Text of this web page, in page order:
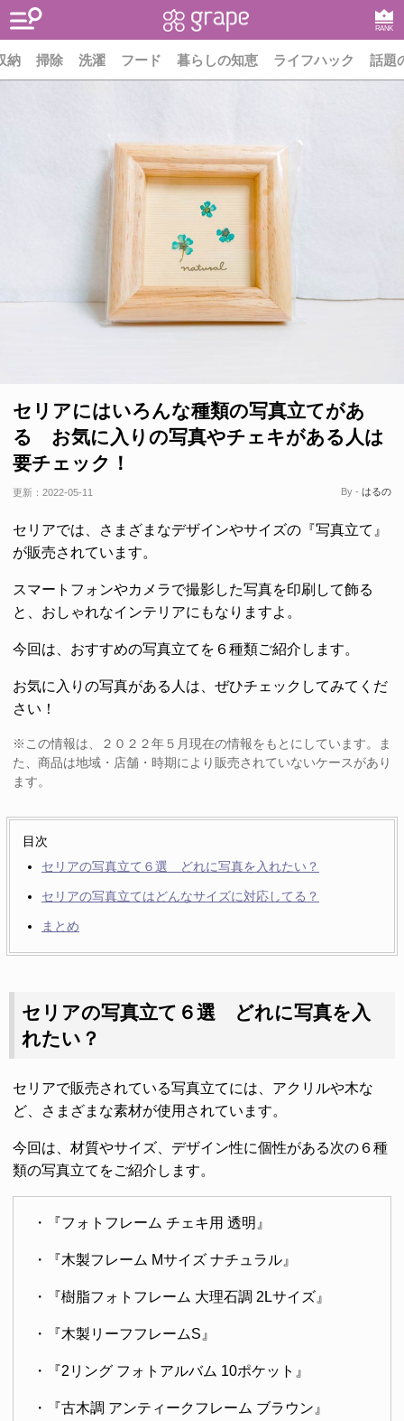
RANK
納 掃除 洗濯 フード 暮らしの知恵 ライフハック 話題
セリアにはいろんな種類の写真立てがあ
る お気に入りの写真やチェキがある人は
要チェック！
更新： 2022-05-11 By - はるの
セリアでは、さまざまなデザインやサイズの『写真立て』
が販売されています。
スマートフォンやカメラで撮影した写真を印刷して飾る
と、おしゃれなインテリアにもなりますよ。
今回は、おすすめの写真立てを６種類ご紹介します。
お気に入りの写真がある人は、ぜひチェックしてみてくだ
さい！
※この情報は、２０２２年５月現在の情報をもとにしています。ま
た、商品は地域・店舗・時期により販売されていないケースがあり
ます。
目次
セリアの写真立て６選 どれに写真を入れたい？
セリアの写真立てはどんなサイズに対応してる？
まとめ
セリアの写真立て６選 どれに写真を入
れたい？
セリアで販売されている写真立てには、アクリルや木な
ど、さまざまな素材が使用されています。
今回は、材質やサイズ、デザイン性に個性がある次の６種
類の写真立てをご紹介します。
・『フォトフレーム チェキ用 透明』
・『木製フレーム Mサイズ ナチュラル』
・『樹脂フォトフレーム 大理石調 2Lサイズ』
・『木製リーフフレームS』
・『2リング フォトアルバム 10ポケット』
・『古木調 アンティークフレーム ブラウン』